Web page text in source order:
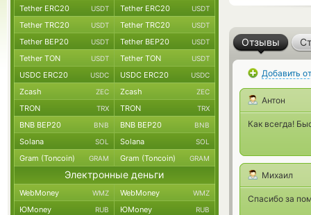
Отзывы
Добавить
Антон
Как всегда!
Михаил
Спасибо за
Tether ERC20 USDT Tether ERC20 USDT
Tether TRC20 USDT Tether TRC20 USDT
Tether BEP20 USDT Tether BEP20 USDT
Tether TON USDT Tether TON USDT
USDC ERC20 USDC USDC ERC20 USDC
Zcash ZEC Zcash ZEC
TRON TRX TRON TRX
BNB BEP20 BNB BNB BEP20 BNB
Solana SOL Solana SOL
Gram (Toncoin) GRAM Gram (Toncoin) GRAM
Электронные деньги
WebMoney WMZ WebMoney WMZ
ЮMoney RUB ЮMoney RUB